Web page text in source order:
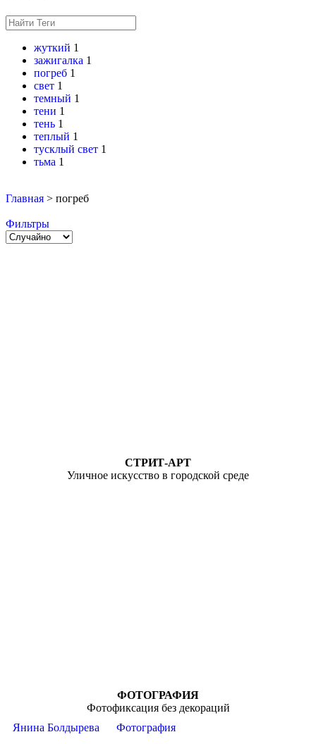
жуткий 1
зажигалка 1
погреб 1
свет 1
темный 1
тени 1
тень 1
теплый 1
тусклый свет 1
тьма 1
Главная > погреб
Фильтры
СТРИТ-АРТ
Уличное искусство в городской среде
ФОТОГРАФИЯ
Фотофиксация без декораций
Янина Болдырева
Фотография